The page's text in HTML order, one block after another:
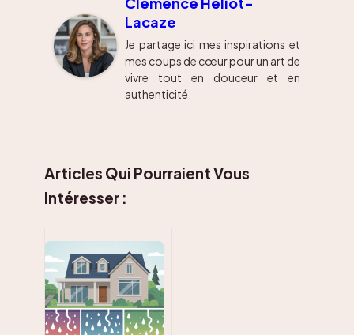
Lacaze
Je partage ici mes inspirations et
mes coups de cœur pour un art de
vivre tout en douceur et en
authenticité.
Articles Qui Pourraient Vous
Intéresser :